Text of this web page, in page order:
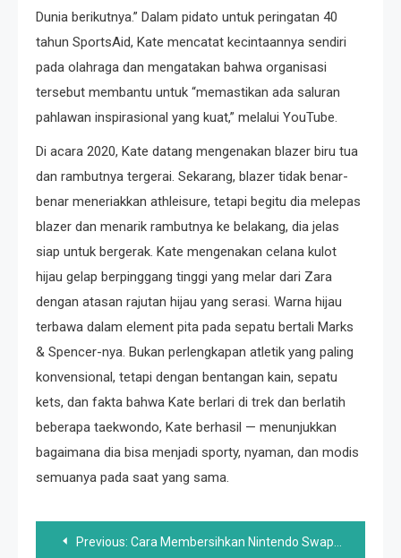
Dunia berikutnya.” Dalam pidato untuk peringatan 40
tahun SportsAid, Kate mencatat kecintaannya sendiri
pada olahraga dan mengatakan bahwa organisasi
tersebut membantu untuk “memastikan ada saluran
pahlawan inspirasional yang kuat,” melalui YouTube.
Di acara 2020, Kate datang mengenakan blazer biru tua
dan rambutnya tergerai. Sekarang, blazer tidak benar-
benar meneriakkan athleisure, tetapi begitu dia melepas
blazer dan menarik rambutnya ke belakang, dia jelas
siap untuk bergerak. Kate mengenakan celana kulot
hijau gelap berpinggang tinggi yang melar dari Zara
dengan atasan rajutan hijau yang serasi. Warna hijau
terbawa dalam element pita pada sepatu bertali Marks
& Spencer-nya. Bukan perlengkapan atletik yang paling
konvensional, tetapi dengan bentangan kain, sepatu
kets, dan fakta bahwa Kate berlari di trek dan berlatih
beberapa taekwondo, Kate berhasil — menunjukkan
bagaimana dia bisa menjadi sporty, nyaman, dan modis
semuanya pada saat yang sama.
PostPrevious: Cara Membersihkan Nintendo Swap dan Pleasure-Cons Anda dengan Aman